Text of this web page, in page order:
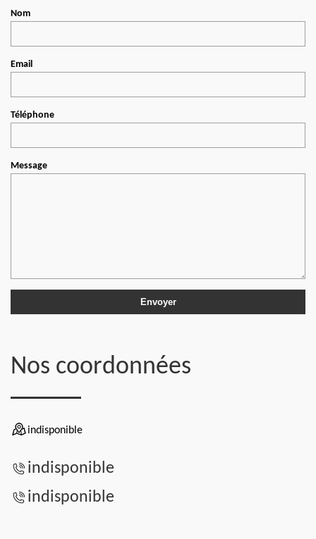
Nom
Email
Téléphone
Message
Nos coordonnées
indisponible
indisponible
indisponible